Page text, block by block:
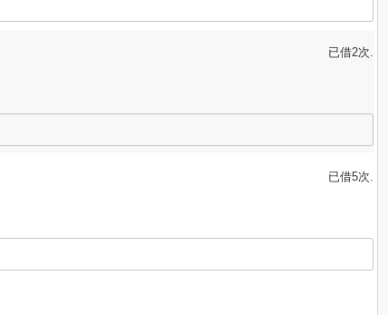
已借2次.
已借5次.